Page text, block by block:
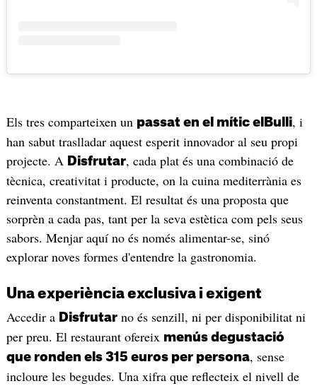
Els tres comparteixen un passat en el mític elBulli, i
han sabut traslladar aquest esperit innovador al seu propi
projecte. A Disfrutar, cada plat és una combinació de
tècnica, creativitat i producte, on la cuina mediterrània es
reinventa constantment. El resultat és una proposta que
sorprèn a cada pas, tant per la seva estètica com pels seus
sabors. Menjar aquí no és només alimentar-se, sinó
explorar noves formes d'entendre la gastronomia.
Una experiència exclusiva i exigent
Accedir a Disfrutarno és senzill, ni per disponibilitat ni
per preu. El restaurant ofereix menús degustació
que ronden els 315 euros per persona, sense
incloure les begudes. Una xifra que reflecteix el nivell de